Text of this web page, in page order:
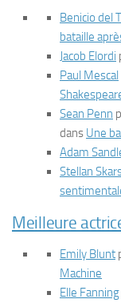
Benicio del
bataille
Jacob Elordi
Paul Mescal
Sean Penn
dans Une
Adam
Stellan
Meilleure
Emily Blunt
Machine
Elle Fanning